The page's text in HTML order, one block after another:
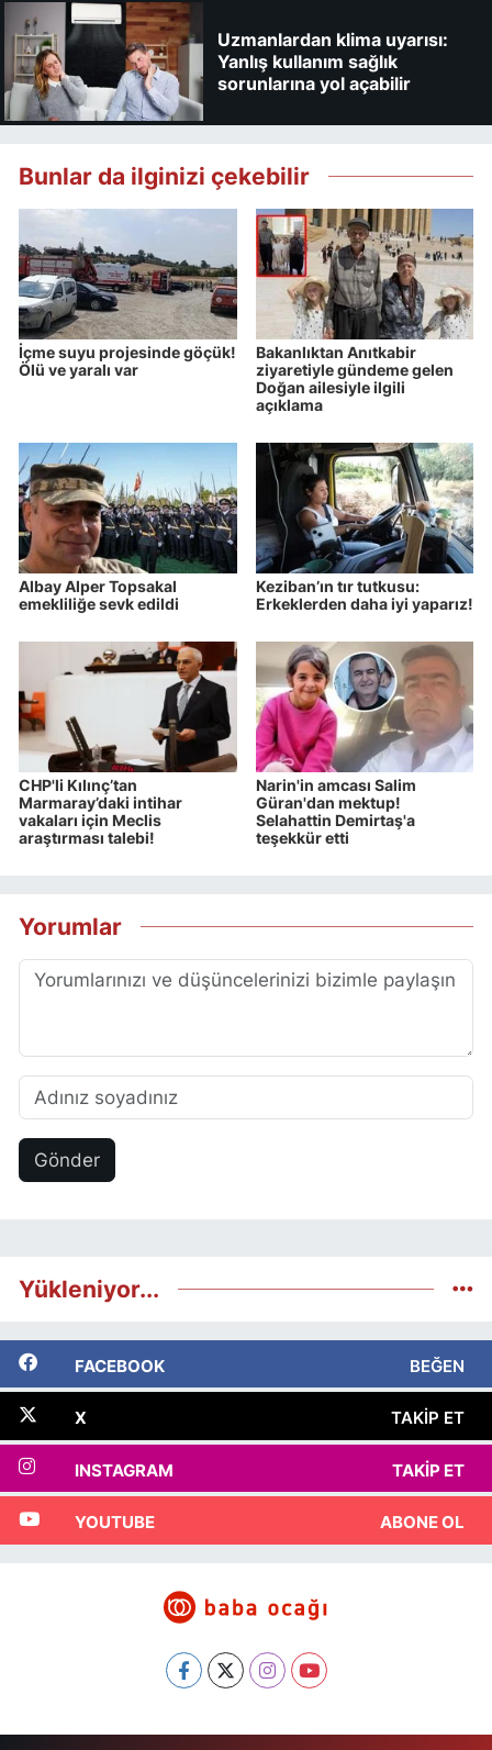
Uzmanlardan klima uyarısı:
Yanlış kullanım sağlık
sorunlarına yol açabilir
Bunlar da ilginizi çekebilir
İçme suyu projesinde göçük!
Ölü ve yaralı var
Bakanlıktan Anıtkabir
ziyaretiyle gündeme gelen
Doğan ailesiyle ilgili
açıklama
Albay Alper Topsakal
emekliliğe sevk edildi
Keziban’ın tır tutkusu:
Erkeklerden daha iyi yaparız!
CHP'li Kılınç’tan
Marmaray’daki intihar
vakaları için Meclis
araştırması talebi!
Narin'in amcası Salim
Güran'dan mektup!
Selahattin Demirtaş'a
teşekkür etti
Yorumlar
Gönder
Yükleniyor...
FACEBOOK BEĞEN
X TAKIP ET
INSTAGRAM TAKIP ET
YOUTUBE ABONE OL